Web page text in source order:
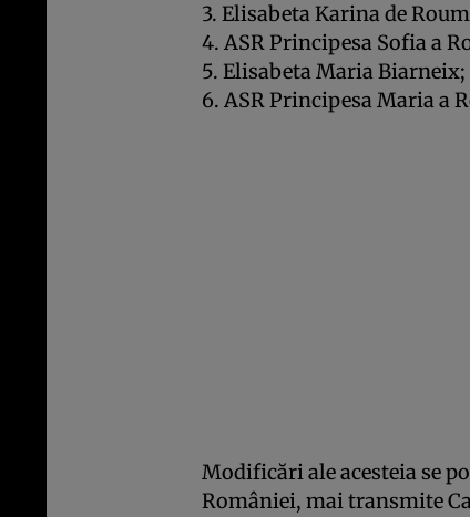
3. Elisabeta Karina de
4. ASR Principesa Sofia a
5. Elisabeta Maria Biarneix;
6. ASR Principesa Maria a
Modificări ale acesteia se
României, mai transmite